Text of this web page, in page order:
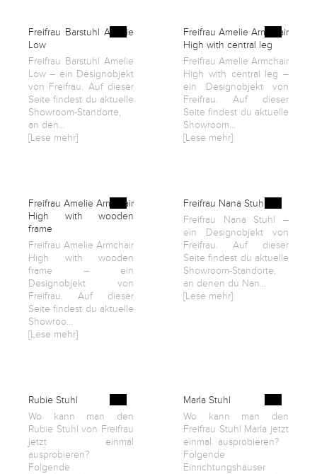
Freifrau Barstuhl Amelie
Low
Freifrau Barstuhl Amelie
Low – ein Designobjekt
von Freifrau. Auf dieser
Seite findest du aktuelle
Showroom-Standorte,
an den...
[Lese mehr]
Freifrau Amelie Armchair
High with central leg
Freifrau Amelie Armchair
High with central leg –
ein Designobjekt von
Freifrau. Auf dieser
Seite findest du aktuelle
Showroom...
[Lese mehr]
Freifrau Amelie Armchair
High with wooden
frame
Freifrau Amelie Armchair
High with wooden
frame – ein
Designobjekt von
Freifrau. Auf dieser
Seite findest du aktuelle
Showroo...
[Lese mehr]
Freifrau Nana Stuhl
Freifrau Nana Stuhl –
ein Designobjekt von
Freifrau. Auf dieser
Seite findest du aktuelle
Showroom-Standorte,
an denen du Nan...
[Lese mehr]
Rubie Stuhl
Wo kann man den
Rubie Stuhl von Freifrau
jetzt einmal
ausprobieren?
Folgende
Marla Stuhl
Wo kann man den
Freifrau Stuhl Marla jetzt
einmal ausprobieren?
Folgende
Einrichtungshäuser